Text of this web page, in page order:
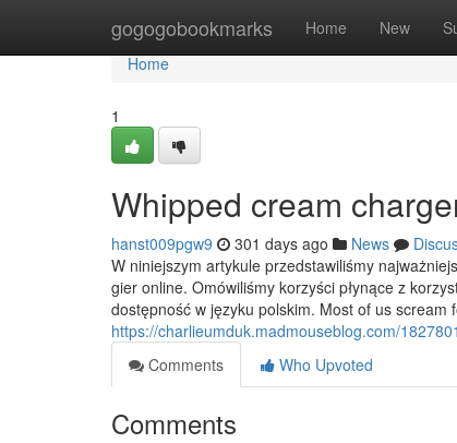
gogogobookmarks Home New
Home
Home
1
Whipped cream
hanst009pgw9 301 days ago News
W niniejszym artykule przedstawiliśmy
gier online. Omówiliśmy korzyści płynące z
dostępność w języku polskim. Most of us
https://charlieumduk.madmouseblog.com/
Comments
Who Upvoted
Comments